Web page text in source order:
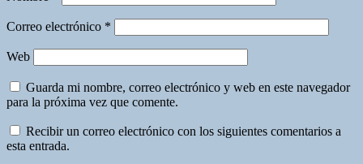
Correo electrónico *
Web
Guarda mi nombre, correo electrónico y web en este navegador
para la próxima vez que comente.
Recibir un correo electrónico con los siguientes comentarios a
esta entrada.